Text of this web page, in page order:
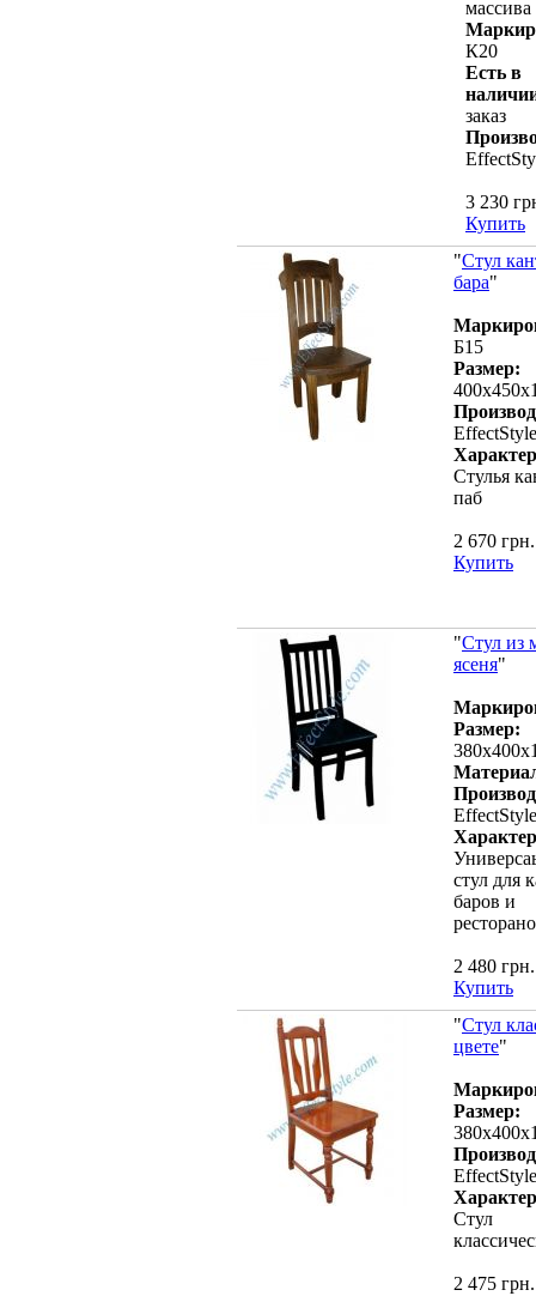
массива
К20
Есть в
заказ
3 230
Купить
"Стул
бара"
Б15
Размер:
EffectStyle
Стулья
паб
2 670 грн.
Купить
"Стул из
ясеня"
Размер:
EffectStyle
стул для
баров и
2 480 грн.
Купить
"Стул
цвете"
Размер:
EffectStyle
Стул
2 475 грн.